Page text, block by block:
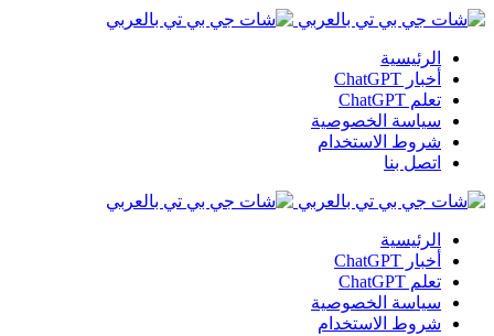
الرئيسية
أخبار ChatGPT
تعلم ChatGPT
سياسة الخصوصية
شروط الاستخدام
اتصل بنا
الرئيسية
أخبار ChatGPT
تعلم ChatGPT
سياسة الخصوصية
شروط الاستخدام